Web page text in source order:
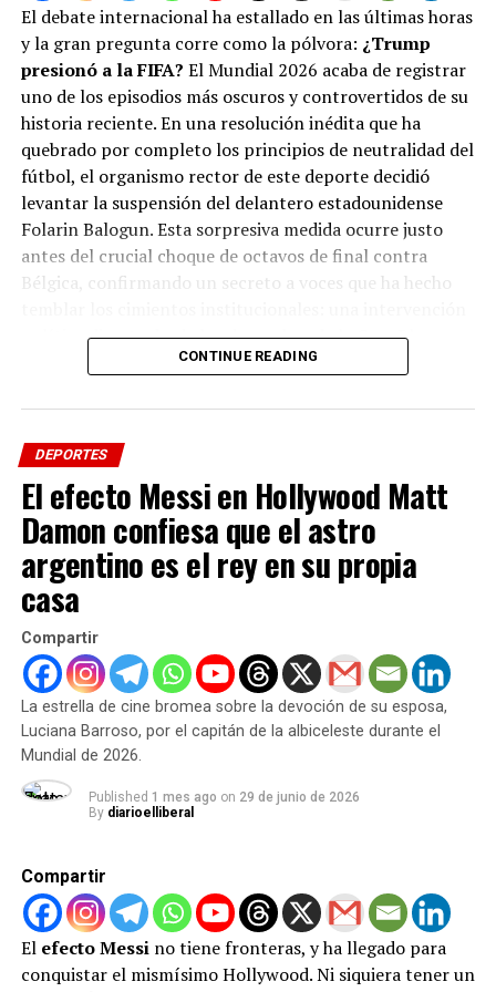
¡RONALD ACUÑA YA ESTÁ EN LA HISTORIA DE MLB!
Galardones a la medida:La misteriosa creación
de un inédito «Premio de la Paz» por parte de la
FIFA, diseñado exclusivamente para ser entregado
a Trump.
Para garantizar que no se altere la evidencia, el
Congreso exigió la preservación inmediata de todas las
conversaciones, llamadas y registros digitales,
incluyendo chats de mensajería encriptada en
plataformas como Signal, WhatsApp y Telegram. La
polémica escala rápidamente y pone en tela de juicio la
El debate internacional ha estallado en las últimas horas
y la gran pregunta corre como la pólvora: ¿Trump
presionó a la FIFA? El Mundial 2026 acaba de registrar
uno de los episodios más oscuros y controvertidos de su
historia reciente. En una resolución inédita que ha
quebrado por completo los principios de neutralidad del
fútbol, el organismo rector de este deporte decidió
levantar la suspensión del delantero estadounidense
Folarin Balogun. Esta sorpresiva medida ocurre justo
antes del crucial choque de octavos de final contra
Bélgica, confirmando un secreto a voces que ha hecho
política directa desde los despachos de la Casa Blanca.
York Times,El Paísde España y la agenciaAssociated
Pressconfirmaron de forma unánime que el presidente
Donald Trump realizó una llamada telefónica personal
al mandatario de la FIFA, Gianni Infantino. ¿El objetivo?
Exigir una revisión exprés de la tarjeta roja directa que
Balogun recibió durante el partido de dieciseisavos de
final frente a Bosnia y Herzegovina, tras una dura
infracción revisada por el VAR sobre el tobillo del
dictaba de forma estricta una fecha automática de
suspensión, las reglas parecieron disolverse ante el peso
del poder político.
La FIFA justificó la polémica medida amparándose en el
artículo 27 del Código Disciplinario, dejando la sanción
«en suspenso» bajo un período de prueba de un año. Sin
desigualdad competitiva en el torneo deportivo más
importante del planeta.
Furia en Europa y un peligroso
CONTINUE READING
DEPORTES
El efecto Messi en Hollywood Matt
Damon confiesa que el astro
argentino es el rey en su propia
casa
Compartir
La estrella de cine bromea sobre la devoción de su esposa,
Luciana Barroso, por el capitán de la albiceleste durante el
Mundial de 2026.
Published 1 mes ago on 29 de junio de 2026
By diarioelliberal
Compartir
El efecto Messino tiene fronteras, y ha llegado para
conquistar el mismísimo Hollywood. Ni siquiera tener un